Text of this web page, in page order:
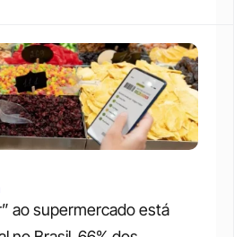
ao supermercado está